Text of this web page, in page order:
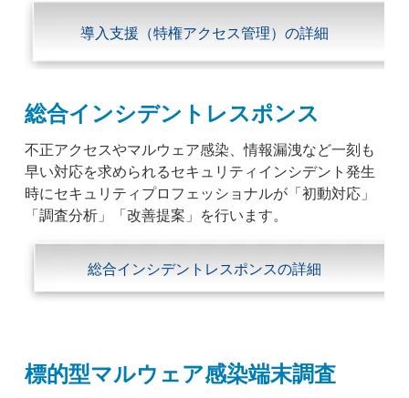
導入支援（特権アクセス管理）の詳細
総合インシデントレスポンス
不正アクセスやマルウェア感染、情報漏洩など一刻も
早い対応を求められるセキュリティインシデント発生
時にセキュリティプロフェッショナルが「初動対応」
「調査分析」「改善提案」を行います。
総合インシデントレスポンスの詳細
標的型マルウェア感染端末調査